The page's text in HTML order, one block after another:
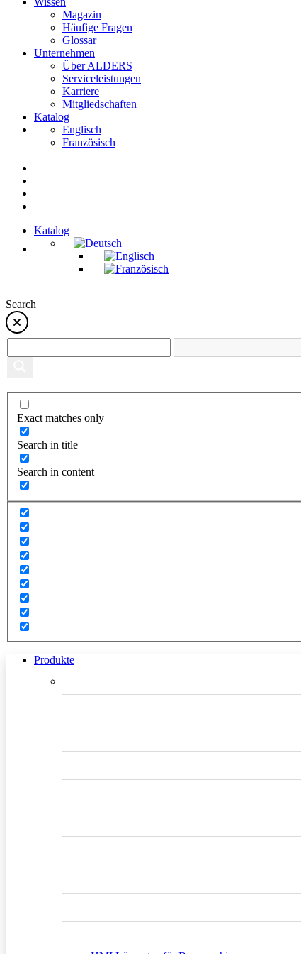
Magazin
Häufige Fragen
Glossar
Unternehmen
Über ALDERS
Serviceleistungen
Karriere
Mitgliedschaften
Katalog
Englisch
Französisch
Katalog
Search
Exact matches only
Search in title
Search in content
Produkte